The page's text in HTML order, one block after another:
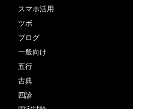
スマホ活用
ツボ
ブログ
一般向け
五行
古典
四診